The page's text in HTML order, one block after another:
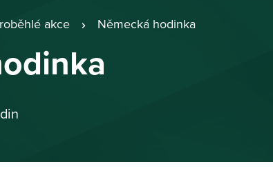
akce Německá hodinka